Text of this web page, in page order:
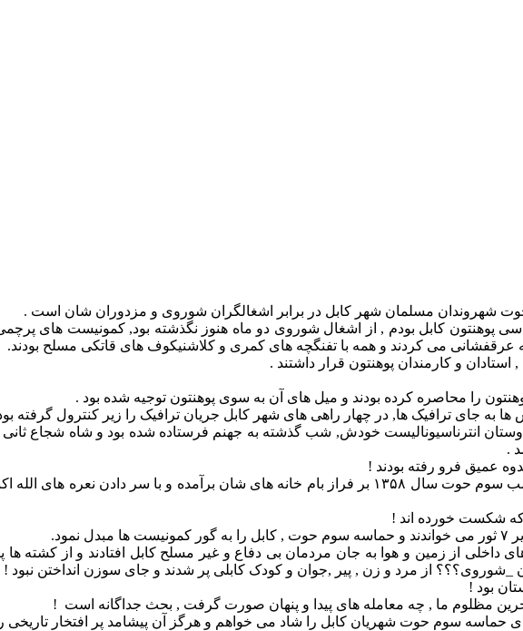
کابل بودم , از اشغال شوروی دو ماه هنوز نگذشته بود, کمونیست های پرچمی
می کردند و همه با تفنگچه های کمری و کلاشنیکوف های قاتکی مسلح بودند.
و کارمندان پوهنتون قرار داشتند .
را محاصره کرده بودند و میل های آن به سوی پوهنتون توجیه شده بود .
جای ترافیک ها, در چهار راهی های شهر کابل جریان ترافیک را زیر کنترول گرفته
انترناسیونالیست خودش, شب گذشته به جهنم فرستاده شده بود و شاه شجاع ثانی
.
عمیق فرو رفته بودند !
در چنان اوضاع واحوال شهریان قهرمان کابل, شب سوم حوت سال ۱۳۵۸ بر فراز بام خانه های شان
شکست خورده اند !
از زمین و هوا به جان مردمان بی دفاع و غیر مسلح کابل افتادند و از کشته
_شوروی؟؟؟ از مرد و زن , پیر ,جوان و کودک کابلی پر شدند و جای سوزن انداختن نبود !
بود !
مظلوم ما , چه معامله های پیدا و پنهان صورت گرفت , بحث جداگانه است !
حماسه سوم حوت شهریان کابل را شاد می خواهم و هرگز آن پیشامد پر افتخار تاریخی